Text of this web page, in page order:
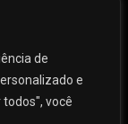
de
e
você